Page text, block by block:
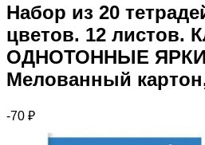
Набор из 20
цветов. 12 листов.
ОДНОТОННЫЕ
Мелованный
-70 ₽